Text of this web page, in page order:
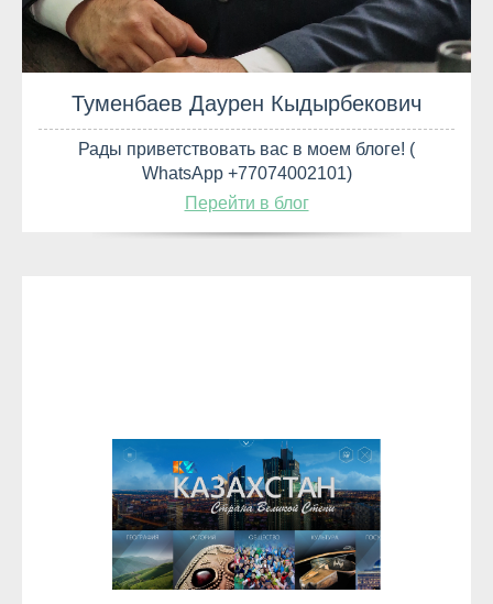
Туменбаев Даурен Кыдырбекович
Рады приветствовать вас в моем блоге! (
WhatsApp +77074002101)
Перейти в блог